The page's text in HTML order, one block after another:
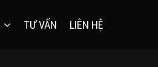
TƯ VẤN LIÊN HỆ